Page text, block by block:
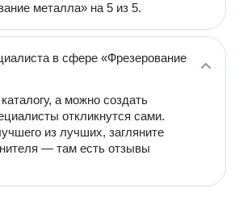
металла» на 5 из 5.
в сфере «Фрезерование
а можно создать
откликнутся сами.
из лучших, загляните
— там есть отзывы